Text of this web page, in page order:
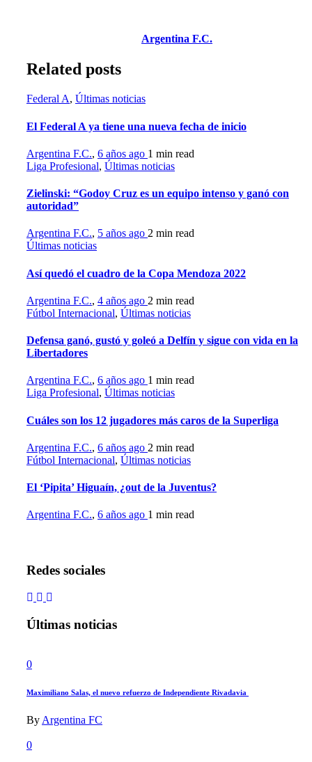
Argentina F.C.
Related posts
Federal A, Últimas noticias
El Federal A ya tiene una nueva fecha de inicio
Argentina F.C., 6 años ago 1 min read
Liga Profesional, Últimas noticias
Zielinski: “Godoy Cruz es un equipo intenso y ganó con
autoridad”
Argentina F.C., 5 años ago 2 min read
Últimas noticias
Así quedó el cuadro de la Copa Mendoza 2022
Argentina F.C., 4 años ago 2 min read
Fútbol Internacional, Últimas noticias
Defensa ganó, gustó y goleó a Delfín y sigue con vida en la
Libertadores
Argentina F.C., 6 años ago 1 min read
Liga Profesional, Últimas noticias
Cuáles son los 12 jugadores más caros de la Superliga
Argentina F.C., 6 años ago 2 min read
Fútbol Internacional, Últimas noticias
El ‘Pipita’ Higuaín, ¿out de la Juventus?
Argentina F.C., 6 años ago 1 min read
Redes sociales
Últimas noticias
0
Maximiliano Salas, el nuevo refuerzo de Independiente Rivadavia
By Argentina FC
0